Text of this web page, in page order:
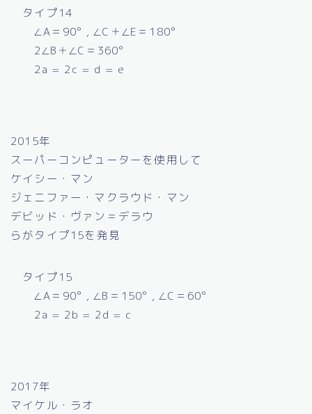
タイプ14
∠A＝90° , ∠C＋∠E＝180°
2∠B＋∠C＝360°
2a = 2c = d = e
2015年
スーパーコンピューターを使用して
ケイシー・マン
ジェニファー・マクラウド・マン
デビッド・ヴァン＝デラウ
らがタイプ15を発見
タイプ15
∠A＝90° , ∠B＝150° , ∠C＝60°
2a = 2b = 2d = c
2017年
マイケル・ラオ